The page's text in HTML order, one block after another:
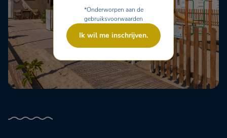
*Onderworpen aan de
gebruiksvoorwaarden
Ik wil me inschrijven.